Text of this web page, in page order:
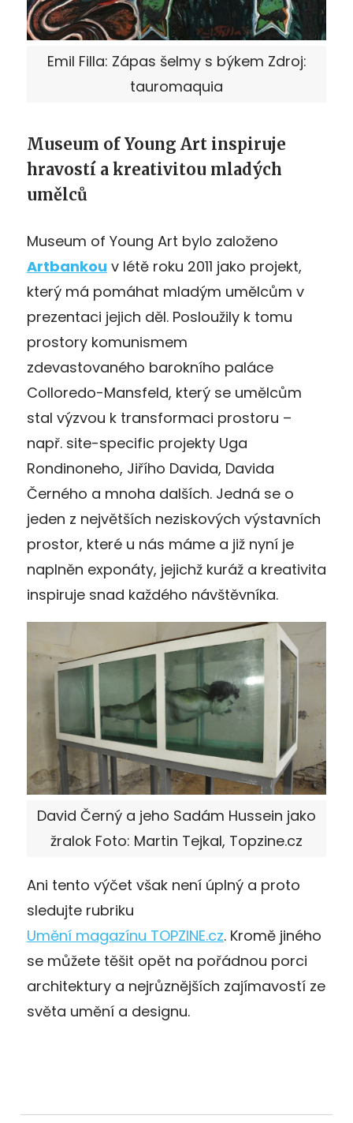
Emil Filla: Zápas šelmy s býkem Zdroj:
tauromaquia
Museum of Young Art inspiruje
hravostí a kreativitou mladých
umělců
Museum of Young Art bylo založeno
Artbankou v létě roku 2011 jako projekt,
který má pomáhat mladým umělcům v
prezentaci jejich děl. Posloužily k tomu
prostory komunismem
zdevastovaného barokního paláce
Colloredo-Mansfeld, který se umělcům
stal výzvou k transformaci prostoru –
např. site-specific projekty Uga
Rondinoneho, Jiřího Davida, Davida
Černého a mnoha dalších. Jedná se o
jeden z největších neziskových výstavních
prostor, které u nás máme a již nyní je
naplněn exponáty, jejichž kuráž a kreativita
inspiruje snad každého návštěvníka.
David Černý a jeho Sadám Hussein jako
žralok Foto: Martin Tejkal, Topzine.cz
Ani tento výčet však není úplný a proto
sledujte rubriku
Umění magazínu TOPZINE.cz. Kromě jiného
se můžete těšit opět na pořádnou porci
architektury a nejrůznějších zajímavostí ze
světa umění a designu.